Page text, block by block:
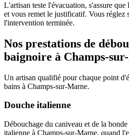
L'artisan teste l'évacuation, s'assure
et vous remet le justificatif. Vous réglez
l'intervention terminée.
Nos prestations de
baignoire à Champs-
Un artisan qualifié pour chaque point
bains à Champs-sur-Marne.
Douche italienne
Débouchage du caniveau et de la
italienne à Champs-sur-Marne, quand